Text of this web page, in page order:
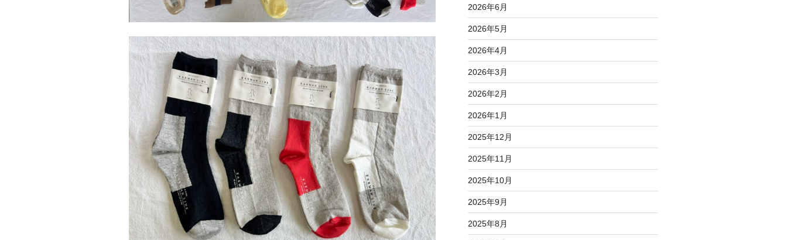
2026年6月
2026年5月
2026年4月
2026年3月
2026年2月
2026年1月
2025年12月
2025年11月
2025年10月
2025年9月
2025年8月